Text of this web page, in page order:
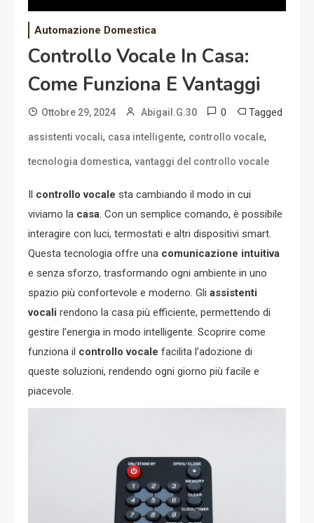
Automazione Domestica
Controllo Vocale In Casa:
Come Funziona E Vantaggi
Ottobre 29, 2024 Abigail.G.30 0 Tagged
assistenti vocali, casa intelligente, controllo vocale,
tecnologia domestica, vantaggi del controllo vocale
Il controllo vocale sta cambiando il modo in cui
viviamo la casa. Con un semplice comando, è possibile
interagire con luci, termostati e altri dispositivi smart.
Questa tecnologia offre una comunicazione intuitiva
e senza sforzo, trasformando ogni ambiente in uno
spazio più confortevole e moderno. Gli assistenti
vocali rendono la casa più efficiente, permettendo di
gestire l’energia in modo intelligente. Scoprire come
funziona il controllo vocale facilita l’adozione di
queste soluzioni, rendendo ogni giorno più facile e
piacevole.